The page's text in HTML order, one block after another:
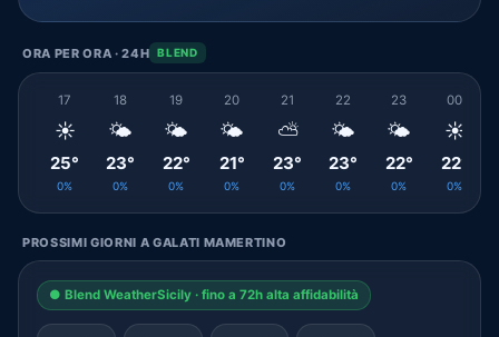
ORA PER ORA · 24H BLEND
17
☀️
25°
0%
18
🌤️
23°
0%
19
🌤️
22°
0%
20
🌤️
21°
0%
21
⛅
23°
0%
22
🌤️
23°
0%
23
🌤️
22°
0%
00
☀️
22°
0%
PROSSIMI GIORNI A GALATI MAMERTINO
● Blend WeatherSicily · fino a 72h alta affidabilità